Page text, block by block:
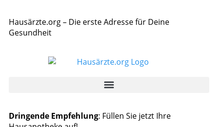
Hausärzte.org – Die erste Adresse für Deine
Gesundheit
Dringende Empfehlung: Füllen Sie jetzt Ihre